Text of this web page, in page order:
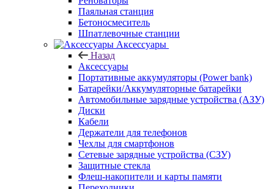
Паяльная станция
Бетоносмеситель
Шпатлевочные станции
Аксессуары
Назад
Аксессуары
Портативные аккумуляторы (Power bank)
Батарейки/Аккумуляторные батарейки
Автомобильные зарядные устройства (АЗУ)
Диски
Кабели
Держатели для телефонов
Чехлы для смартфонов
Сетевые зарядные устройства (СЗУ)
Защитные стекла
Флеш-накопители и карты памяти